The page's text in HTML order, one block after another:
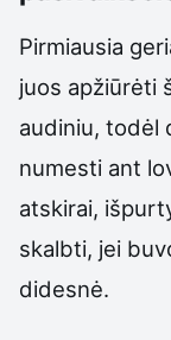
Pirmiausia
juos apžiūrėti
audiniu, todėl
numesti ant
atskirai,
skalbti, jei
didesnė.